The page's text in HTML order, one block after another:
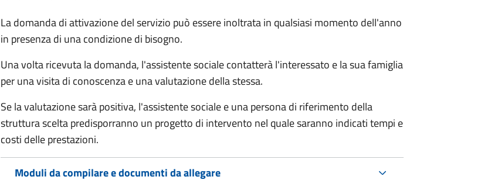
La domanda di attivazione del servizio può essere inoltrata in qualsiasi momento dell'anno
in presenza di una condizione di bisogno.
Una volta ricevuta la domanda, l'assistente sociale contatterà l'interessato e la sua famiglia
per una visita di conoscenza e una valutazione della stessa.
Se la valutazione sarà positiva, l'assistente sociale e una persona di riferimento della
struttura scelta predisporranno un progetto di intervento nel quale saranno indicati tempi e
costi delle prestazioni.
Moduli da compilare e documenti da allegare